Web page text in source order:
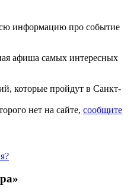
информацию про событие
афиша самых интересных
которые пройдут в Санкт-
нет на сайте, сообщите